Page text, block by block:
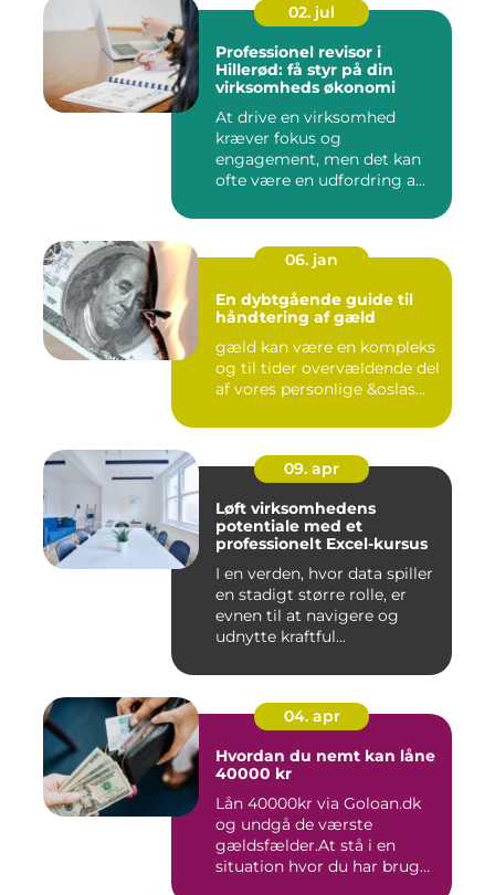
02. jul
Professionel revisor i
Hillerød: få styr på din
virksomheds økonomi
At drive en virksomhed
kræver fokus og
engagement, men det kan
ofte være en udfordring a...
06. jan
En dybtgående guide til
håndtering af gæld
gæld kan være en kompleks
og til tider overvældende del
af vores personlige &oslas...
09. apr
Løft virksomhedens
potentiale med et
professionelt Excel-kursus
I en verden, hvor data spiller
en stadigt større rolle, er
evnen til at navigere og
udnytte kraftful...
04. apr
Hvordan du nemt kan låne
40000 kr
Lån 40000kr via Goloan.dk
og undgå de værste
gældsfælder.At stå i en
situation hvor du har brug